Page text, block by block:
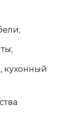
кухонный